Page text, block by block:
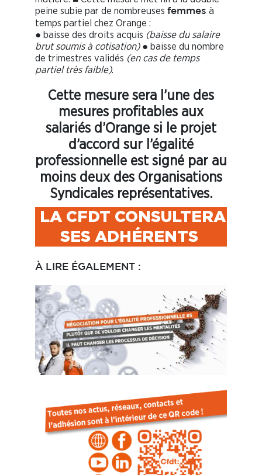
peine subie par de nombreuses femmes à
temps partiel chez Orange :
● baisse des droits acquis (baisse du salaire
brut soumis à cotisation) ● baisse du nombre
de trimestres validés (en cas de temps
partiel très faible).
Cette mesure sera l’une des
mesures profitables aux
salariés d’Orange si le projet
d’accord sur l’égalité
professionnelle est signé par au
moins deux des Organisations
Syndicales représentatives.
LA CFDT CONSULTERA
SES ADHÉRENTS
À LIRE ÉGALEMENT :